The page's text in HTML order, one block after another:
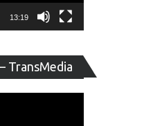
13:19
TransMedia
de
vídeo